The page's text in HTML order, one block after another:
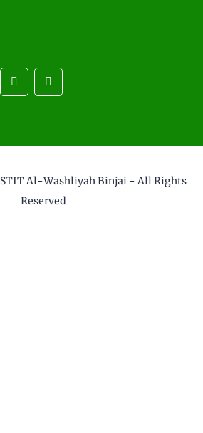
STIT Al-Washliyah Binjai- All Rights
Reserved